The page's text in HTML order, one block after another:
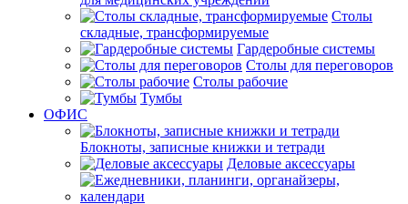
Столы
складные, трансформируемые
Гардеробные системы
Столы для переговоров
Столы рабочие
Тумбы
ОФИС
Блокноты, записные книжки и тетради
Деловые аксессуары